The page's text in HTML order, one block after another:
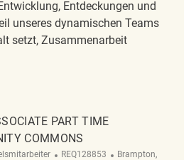
Entdeckungen und
unseres dynamischen Teams
setzt, Zusammenarbeit
Part Time Homesense- Trinity Commons
PART TIME
COMMONS
ReqId
REQ128853 Ort
Brampton,